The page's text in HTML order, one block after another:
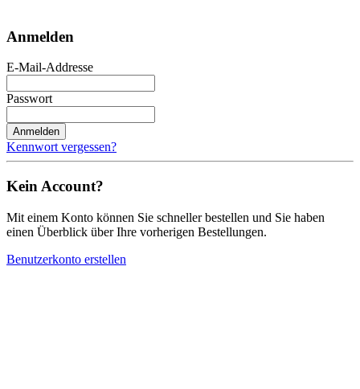
Anmelden
E-Mail-Addresse
Passwort
Anmelden
Kennwort vergessen?
Kein Account?
Mit einem Konto können Sie schneller bestellen und Sie haben
einen Überblick über Ihre vorherigen Bestellungen.
Benutzerkonto erstellen